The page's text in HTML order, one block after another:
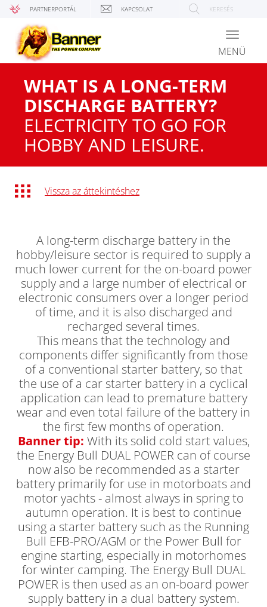
PARTNERPORTÁL KAPCSOLAT KERESÉS
Toggle
MENÜ
WHAT IS A LONG-TERM
DISCHARGE BATTERY?
ELECTRICITY TO GO FOR
HOBBY AND LEISURE.
Vissza az áttekintéshez
A long-term discharge battery in the
hobby/leisure sector is required to supply a
much lower current for the on-board power
supply and a large number of electrical or
electronic consumers over a longer period
of time, and it is also discharged and
recharged several times.
This means that the technology and
components differ significantly from those
of a conventional starter battery, so that
the use of a car starter battery in a cyclical
application can lead to premature battery
wear and even total failure of the battery in
the first few months of operation.
Banner tip: With its solid cold start values,
the Energy Bull DUAL POWER can of course
now also be recommended as a starter
battery primarily for use in motorboats and
motor yachts - almost always in spring to
autumn operation. It is best to continue
using a starter battery such as the Running
Bull EFB-PRO/AGM or the Power Bull for
engine starting, especially in motorhomes
for winter camping. The Energy Bull DUAL
POWER is then used as an on-board power
supply battery in a dual battery system.